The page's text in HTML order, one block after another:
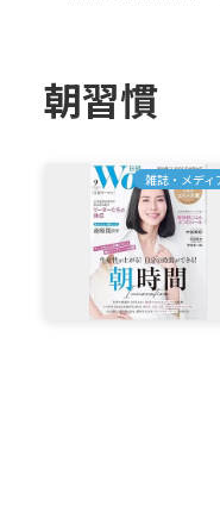
朝習慣
雑誌・メディ